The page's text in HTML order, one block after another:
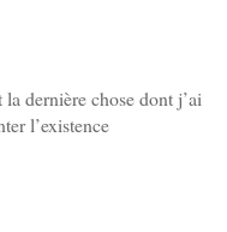
dernière chose dont j’ai
l’existence